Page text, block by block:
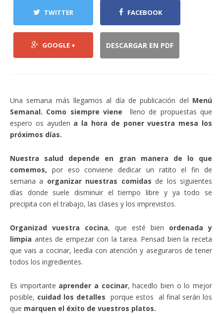
TWITTER FACEBOOK
GOOGLE + DESCARGAR EN PDF
Una semana más llegamos al día de publicación del Menú
Semanal. Como siempre viene lleno de propuestas que
espero os ayuden a la hora de poner vuestra mesa los
próximos días.
Nuestra salud depende en gran manera de lo que
comemos, por eso conviene dedicar un ratito el fin de
semana a organizar nuestras comidas de los siguientes
días donde suele disminuir el tiempo libre y ya todo se
precipita con el trabajo, las clases y los imprevistos.
Organizad vuestra cocina, que esté bien ordenada y
limpia antes de empezar con la tarea. Pensad bien la receta
que vais a cocinar, leedla con atención y aseguraros de tener
todos los ingredientes.
Es importante aprender a cocinar, hacedlo bien o lo mejor
posible, cuidad los detalles porque estos al final serán los
que marquen el éxito de vuestros platos.